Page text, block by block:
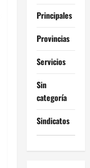
Principales
Provincias
Servicios
Sin
categoría
Sindicatos